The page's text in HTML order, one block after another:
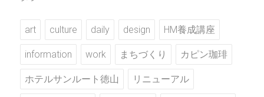
art culture daily design HM養成講座
information work まちづくり カピン珈琲
ホテルサンルート徳山 リニューアル